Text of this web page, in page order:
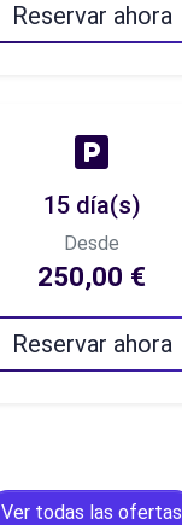
Reservar ahora
15 día(s)
Desde
250,00 €
Reservar ahora
Ver todas las ofertas